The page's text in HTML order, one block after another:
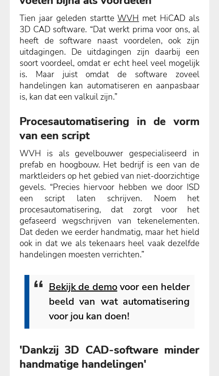
Tien jaar geleden startteWVH met HiCAD als
3D CAD software. “Dat werkt prima voor ons, al
heeft de software naast voordelen, ook zijn
uitdagingen. De uitdagingen zijn daarbij een
soort voordeel, omdat er echt heel veel mogelijk
is. Maar juist omdat de software zoveel
handelingen kan automatiseren en aanpasbaar
is, kan dat een valkuil zijn.”
Procesautomatisering in de vorm
van een script
WVH is als gevelbouwer gespecialiseerd in
prefab en hoogbouw. Het bedrijf is een van de
marktleiders op het gebied van niet-doorzichtige
gevels. “Precies hiervoor hebben we door ISD
een script laten schrijven. Noem het
procesautomatisering, dat zorgt voor het
gefaseerd wegschrijven van tekenelementen.
Dat deden we eerder handmatig, maar het hield
ook in dat we als tekenaars heel vaak dezelfde
handelingen moesten verrichten.”
Bekijk de demovoor een helder
beeld van wat automatisering
voor jou kan doen!
'Dankzij 3D CAD-software minder
handmatige handelingen'